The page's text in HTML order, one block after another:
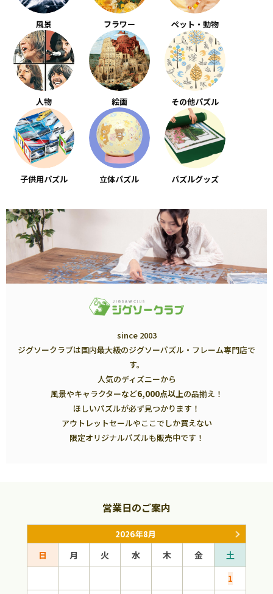
風景 フラワー ペット・動物
人物 絵画 その他パズル
子供用パズル 立体パズル パズルグッズ
since 2003
ジグソークラブは国内最大級のジグソーパズル・フレーム専門店で
す。
人気のディズニーから
風景やキャラクターなど6,000点以上の品揃え！
ほしいパズルが必ず見つかります！
アウトレットセールやここでしか買えない
限定オリジナルパズルも販売中です！
営業日のご案内
2026年8月
日 月 火 水 木 金
土
1